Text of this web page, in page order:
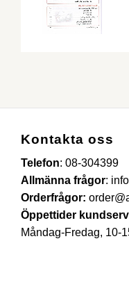
Kontakta oss
Telefon: 08-304399
Allmänna frågor:
Orderfrågor:
Öppettider
Måndag-Fredag, 10-